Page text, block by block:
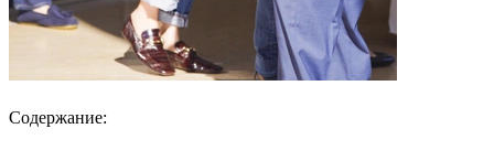
Содержание: